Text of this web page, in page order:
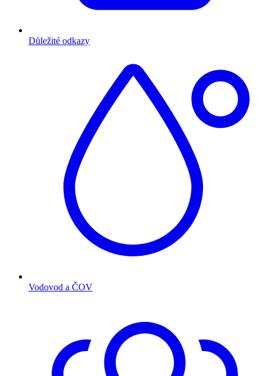
Důležité odkazy
Vodovod a ČOV